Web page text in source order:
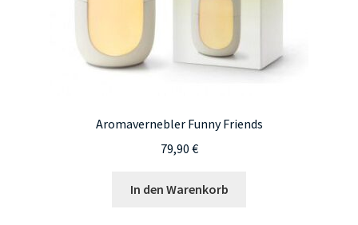
Aromavernebler Funny Friends
79,90 €
In den Warenkorb